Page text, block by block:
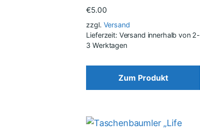
€5.00
zzgl. Versand
Lieferzeit: Versand innerhalb von 2-
3 Werktagen
Zum Produkt